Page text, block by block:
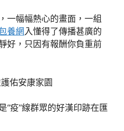
一幅幅熱心的畫面，一組
養網入懂得了傳播甚廣的
好，只因有報酬你負重前
佑安康家園
“疫”線群眾的好漢印跡在匯